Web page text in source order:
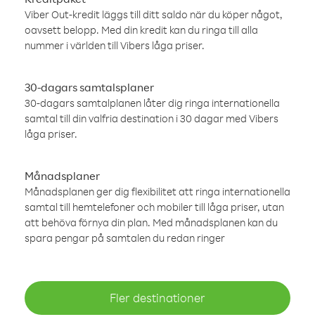
Viber Out-kredit läggs till ditt saldo när du köper något,
oavsett belopp. Med din kredit kan du ringa till alla
nummer i världen till Vibers låga priser.
30-dagars samtalsplaner
30-dagars samtalplanen låter dig ringa internationella
samtal till din valfria destination i 30 dagar med Vibers
låga priser.
Månadsplaner
Månadsplanen ger dig flexibilitet att ringa internationella
samtal till hemtelefoner och mobiler till låga priser, utan
att behöva förnya din plan. Med månadsplanen kan du
spara pengar på samtalen du redan ringer
Fler destinationer